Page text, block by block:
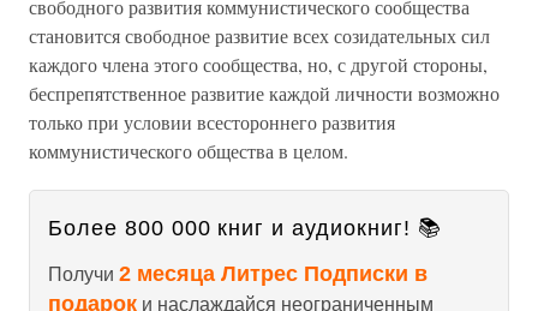
свободного развития коммунистического сообщества
становится свободное развитие всех созидательных сил
каждого члена этого сообщества, но, с другой стороны,
беспрепятственное развитие каждой личности возможно
только при условии всестороннего развития
коммунистического общества в целом.
Более 800 000 книг и аудиокниг! 📚
Получи 2 месяца Литрес Подписки в
подарок и наслаждайся неограниченным